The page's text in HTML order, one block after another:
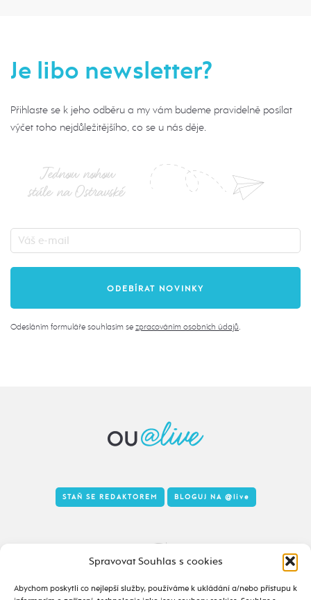
Spravovat Souhlas s cookies
Abychom poskytli co nejlepší služby, používáme k ukládání a/nebo přístupu k
Je libo newsletter?
Přihlaste se k jeho odběru a my vám budeme pravidelně posílat
výčet toho nejdůležitějšího, co se u nás děje.
Jednou nohou
stále na Ostravské
Odesláním formuláře souhlasím se zpracováním osobních údajů.
Tady to taky žije
STAŇ SE REDAKTOREM BLOGUJ NA @live